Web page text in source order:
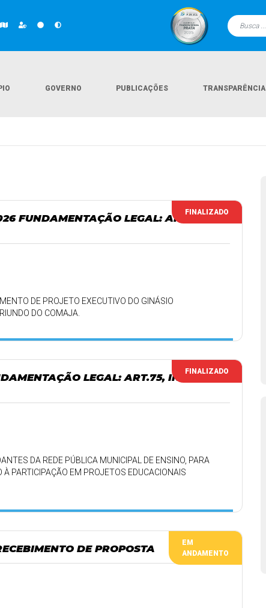
GOVERNO PUBLICAÇÕES TRANSPARÊNCIA
FINALIZADO
FUNDAMENTAÇÃO LEGAL: ART.74,
DE PROJETO EXECUTIVO DO GINÁSIO
DO COMAJA.
FINALIZADO
LEGAL: ART.75, INCISO
DA REDE PÚBLICA MUNICIPAL DE ENSINO, PARA
PARTICIPAÇÃO EM PROJETOS EDUCACIONAIS
EM
ANDAMENTO
DE PROPOSTA